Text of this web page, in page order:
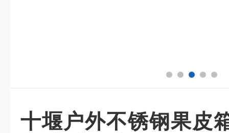
十堰户外不锈钢果皮